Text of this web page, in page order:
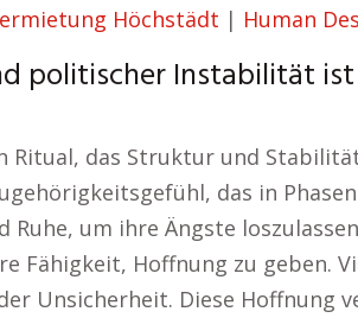
Höchstädt | Human
politischer Instabilität
Ritual, das Struktur und
das in
um ihre Ängste
Fähigkeit, Hoffnung zu geben.
Unsicherheit. Diese